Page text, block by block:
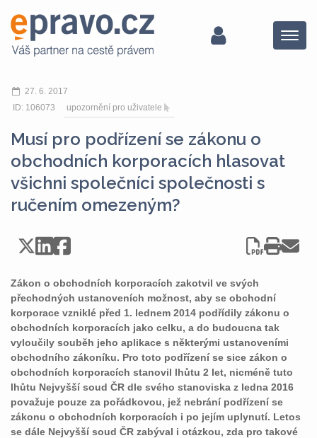
Menu
27. 6. 2017
ID: 106073
upozornění pro uživatele
Musí pro podřízení se zákonu o
obchodních korporacích hlasovat
všichni společníci společnosti s
ručením omezeným?
Zákon o obchodních korporacích zakotvil ve svých
přechodných ustanoveních možnost, aby se obchodní
korporace vzniklé před 1. lednem 2014 podřídily zákonu o
obchodních korporacích jako celku, a do budoucna tak
vyloučily souběh jeho aplikace s některými ustanoveními
obchodního zákoníku. Pro toto podřízení se sice zákon o
obchodních korporacích stanovil lhůtu 2 let, nicméně tuto
lhůtu Nejvyšší soud ČR dle svého stanoviska z ledna 2016
považuje pouze za pořádkovou, jež nebrání podřízení se
zákonu o obchodních korporacích i po jejím uplynutí. Letos
se dále Nejvyšší soud ČR zabýval i otázkou, zda pro takové